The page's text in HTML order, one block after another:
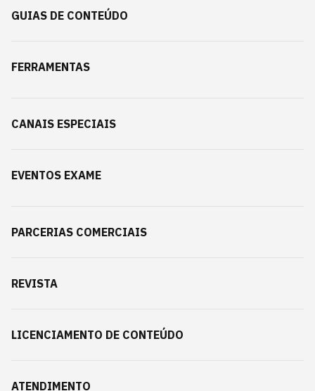
GUIAS DE CONTEÚDO
FERRAMENTAS
CANAIS ESPECIAIS
EVENTOS EXAME
PARCERIAS COMERCIAIS
REVISTA
LICENCIAMENTO DE CONTEÚDO
ATENDIMENTO